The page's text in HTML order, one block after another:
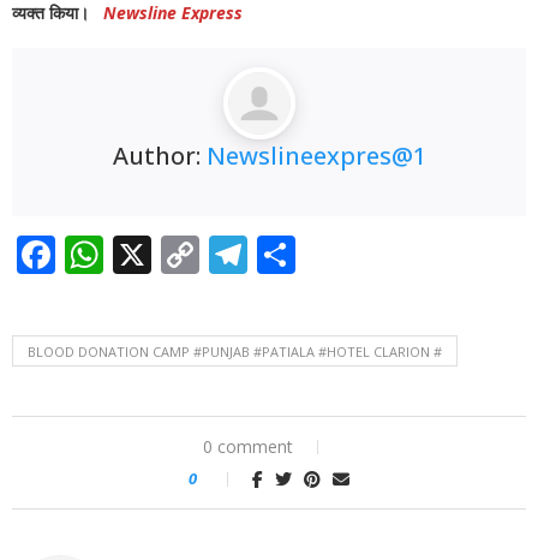
व्यक्त किया।
Newsline Express
Author: Newslineexpres@1
Facebook
WhatsApp
X CopyTelegram
BLOOD DONATION CAMP #PUNJAB #PATIALA #HOTEL CLARION #
0 comment
0